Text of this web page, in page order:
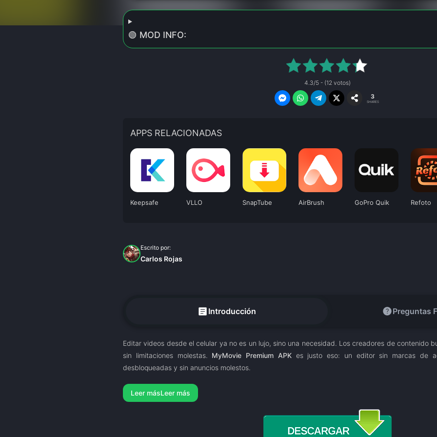
🟢 MOD INFO:
4.3/5 - (12 votos)
3
SHARES
APPS RELACIONADAS
Keepsafe VLLO SnapTube AirBrush GoPro Quik Refoto
Escrito por:
Carlos Rojas
article Introducción helpPreguntas
Editar videos desde el celular ya no es un lujo, sino una necesidad. Los creadores de contenido
sin limitaciones molestas. MyMovie Premium APKes justo eso: un editor sin marcas de
desbloqueadas y sin anuncios molestos.
Leer más